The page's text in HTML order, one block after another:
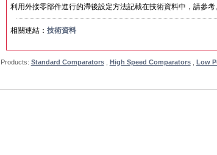
利用外接零部件進行的滯後設定方法記載在技術資料中，請參考
相關連結： 技術資料
Products: Standard Comparators, High Speed Comparators, Low